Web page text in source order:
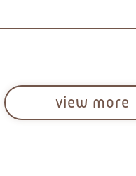
view more